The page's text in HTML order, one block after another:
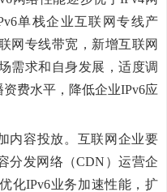
单栈企业互联网专线产
网专线带宽，新增互联网
需求和自身发展，适度调
费水平，降低企业IPv6应
内容投放。 互联网企业要
分发网络（CDN）运营企
化IPv6业务加速性能，扩